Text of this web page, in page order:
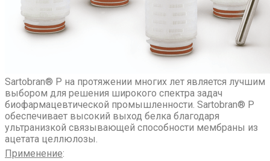
Sartobran® P на протяжении многих лет является лучшим
выбором для решения широкого спектра задач
биофармацевтической промышленности. Sartobran® P
обеспечивает высокий выход белка благодаря
ультранизкой связывающей способности мембраны из
ацетата целлюлозы.
Применение: